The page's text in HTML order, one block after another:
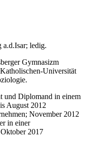
a.d.Isar; ledig.
Gymnasizm
Universität
und Diplomand in einem
August 2012
November 2012
in einer
2017